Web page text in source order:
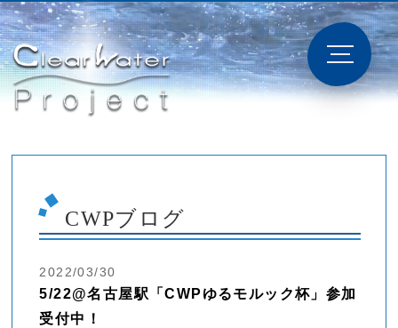
CWPブログ
2022/03/30
5/22@名古屋駅「CWPゆるモルック杯」参加
受付中！